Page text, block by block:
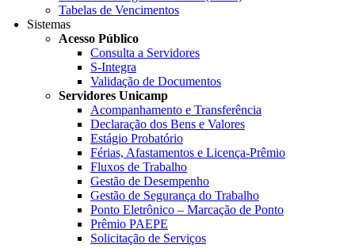
Tabelas de Vencimentos
Sistemas
Acesso Público
Consulta a Servidores
S-Integra
Validação de Documentos
Servidores Unicamp
Acompanhamento e Transferência
Declaração dos Bens e Valores
Estágio Probatório
Férias, Afastamentos e Licença-Prêmio
Fluxos de Trabalho
Gestão de Desempenho
Gestão de Segurança do Trabalho
Ponto Eletrônico – Marcação de Ponto
Prêmio PAEPE
Solicitação de Serviços